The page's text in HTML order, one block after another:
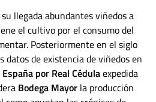
llegada abundantes viñedos a
el cultivo por el consumo del
Posteriormente en el siglo
datos de existencia de viñedos en
por Real Cédulaexpedida
Bodega Mayor la producción